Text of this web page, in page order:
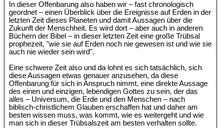
In dieser Offenbarung also haben wir – fast chronologisch
geordnet – einen Überblick über die Ereignisse auf Erden in der
letzten Zeit dieses Planeten und damit Aussagen über die
Zukunft der Menschheit. Es wird dort – aber auch in anderen
Büchern der Bibel – in dieser letzten Zeit eine große Trübsal
prophezeit, "wie sie auf Erden noch nie gewesen ist und wie sie
auch nie wieder sein wird".
Eine schwere Zeit also und da lohnt es sich tatsächlich, sich
diese Aussagen etwas genauer anzusehen, da diese
Offenbarung für sich in Anspruch nimmt, eine direkte Aussage
des einen und einzigen, lebendigen Gottes zu sein, der das
alles – Universum, die Erde und den Menschen – nach
biblisch-christlichem Glauben erschaffen hat und daher am
besten wissen muss, was kommt, wie es weitergeht und wie
man sich in dieser Trübsalszeit am besten verhalten sollte.